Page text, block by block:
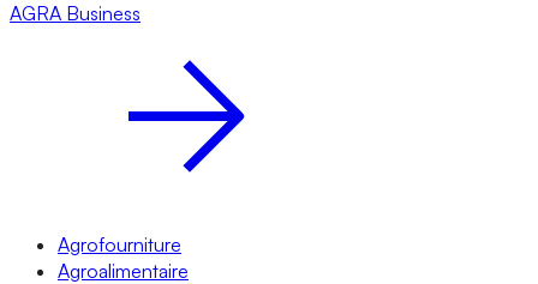
AGRA Business
Agrofourniture
Agroalimentaire